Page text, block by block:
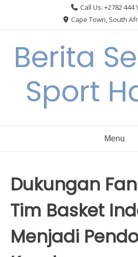
Call Us: +2782 444
Cape Town, South
Berita
Sport
Menu
Dukungan
Tim Basket
Menjadi